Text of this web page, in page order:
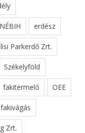
NÉBIH erdész
Parkerdő Zrt.
Székelyföld
fakitermelő OEE
Zrt.